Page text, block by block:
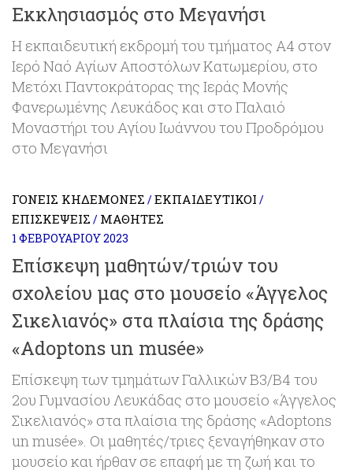
Εκκλησιασμός στο Μεγανήσι
Η εκπαιδευτική εκδρομή του τμήματος Α4 στον
Ιερό Ναό Αγίων Αποστόλων Κατωμερίου, στο
Μετόχι Παντοκράτορας της Ιεράς Μονής
Φανερωμένης Λευκάδος και στο Παλαιό
Μοναστήρι του Αγίου Ιωάννου του Προδρόμου
στο Μεγανήσι
ΓΟΝΕΊΣ ΚΗΔΕΜΌΝΕΣ /ΕΚΠΑΙΔΕΥΤΙΚΟΊ /
ΕΠΙΣΚΈΨΕΙΣ / ΜΑΘΗΤΈΣ
1 ΦΕΒΡΟΥΑΡΊΟΥ 2023
Επίσκεψη μαθητών/τριών του
σχολείου μας στο μουσείο «Άγγελος
Σικελιανός» στα πλαίσια της δράσης
«Adoptons un musée»
Επίσκεψη των τμημάτων Γαλλικών Β3/Β4 του
2ου Γυμνασίου Λευκάδας στο μουσείο «Άγγελος
Σικελιανός» στα πλαίσια της δράσης «Adoptons
un musée». Οι μαθητές/τριες ξεναγήθηκαν στο
μουσείο και ήρθαν σε επαφή με τη ζωή και το